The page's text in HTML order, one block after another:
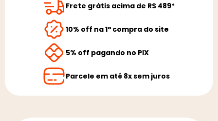
Frete grátis acima de R$ 489*
10% off na 1ª compra do site
5% off pagando no PIX
Parcele em até 8x sem juros